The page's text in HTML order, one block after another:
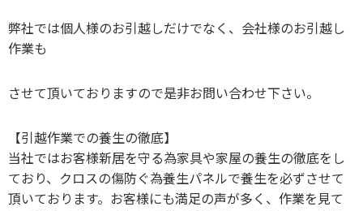
弊社では個人様のお引越しだけでなく、会社様のお引越し
作業も
させて頂いておりますので是非お問い合わせ下さい。
【引越作業での養生の徹底】
当社ではお客様新居を守る為家具や家屋の養生の徹底をし
ており、クロスの傷防ぐ為養生パネルで養生を必ずさせて
頂いております。お客様にも満足の声が多く、作業を見て